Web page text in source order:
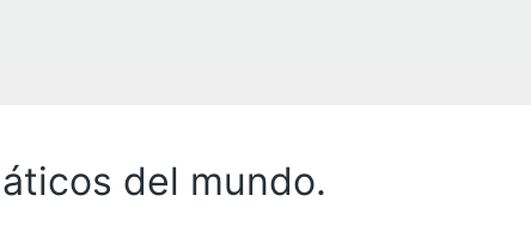
del mundo.